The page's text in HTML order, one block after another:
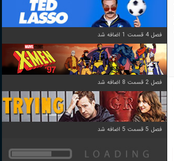
فصل 4 قسمت 1 اضافه شد
فصل 2 قسمت 8 اضافه شد
فصل 5 قسمت 5 اضافه شد